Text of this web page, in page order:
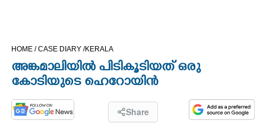
HOME /CASE DIARY /KERALA
അങ്കമാലിയിൽ പിടികൂടിയത് ഒരു
കോടിയുടെ ഹെറോയിൻ
Share